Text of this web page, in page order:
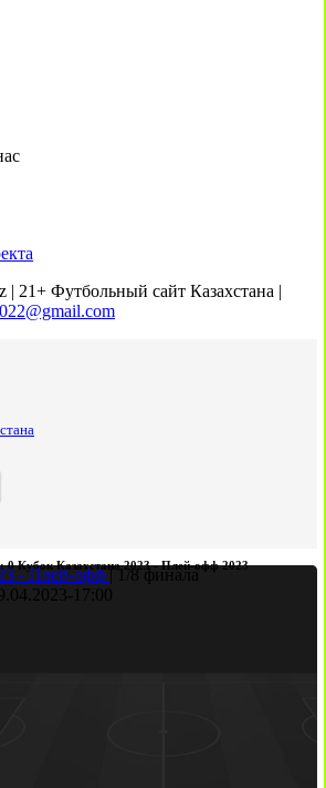
21+ Футбольный сайт Казахстана |
0 Кубок Казахстана 2023 - Плей-офф 2023
- Плей-офф| 1/8 финала
- 17:00